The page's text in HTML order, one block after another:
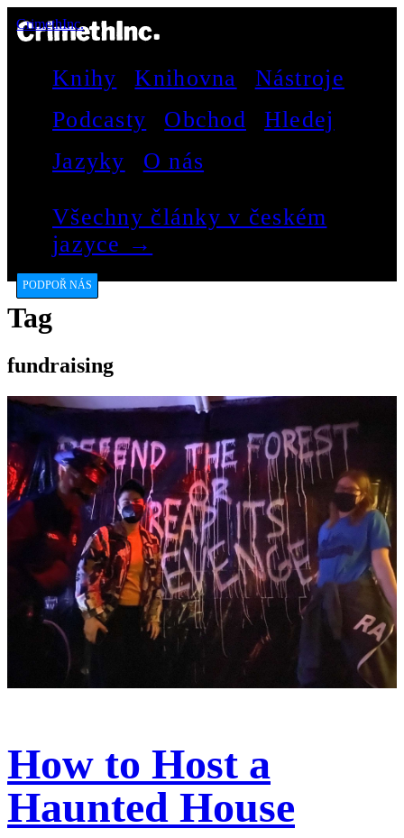
CrimethInc.
Knihy Knihovna
Nástroje
Podcasty
Obchod
Hledej
Jazyky
O nás
Všechny články v českém
jazyce →
PODPOŘ NÁS
Tag
fundraising
How to Host a
Haunted House